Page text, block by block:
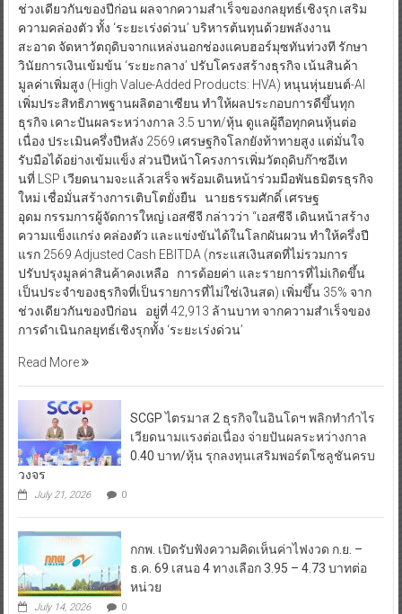
ช่วงเดียวกันของปีก่อน ผลจากความสำเร็จของกลยุทธ์เชิงรุก เสริม
ความคล่องตัว ทั้ง ‘ระยะเร่งด่วน’ บริหารต้นทุนด้วยพลังงาน
สะอาด จัดหาวัตถุดิบจากแหล่งนอกช่องแคบฮอร์มุซทันท่วงที รักษา
วินัยการเงินเข้มข้น ‘ระยะกลาง’ ปรับโครงสร้างธุรกิจ เน้นสินค้า
มูลค่าเพิ่มสูง (High Value-Added Products: HVA) หนุนหุ่นยนต์-AI
เพิ่มประสิทธิภาพฐานผลิตอาเซียน ทำให้ผลประกอบการดีขึ้นทุก
ธุรกิจ เคาะปันผลระหว่างกาล 3.5 บาท/หุ้น ดูแลผู้ถือทุกคนหุ้นต่อ
เนื่อง ประเมินครึ่งปีหลัง 2569 เศรษฐกิจโลกยังท้าทายสูง แต่มั่นใจ
รับมือได้อย่างเข้มแข็ง ส่วนปีหน้าโครงการเพิ่มวัตถุดิบก๊าซอีเท
นที่ LSP เวียดนามจะแล้วเสร็จ พร้อมเดินหน้าร่วมมือพันธมิตรธุรกิจ
ใหม่ เชื่อมั่นสร้างการเติบโตยั่งยืน นายธรรมศักดิ์ เศรษฐ
อุดม กรรมการผู้จัดการใหญ่ เอสซีจี กล่าวว่า “เอสซีจี เดินหน้าสร้าง
ความแข็งแกร่ง คล่องตัว และแข่งขันได้ในโลกผันผวน ทำให้ครึ่งปี
แรก 2569 Adjusted Cash EBITDA (กระแสเงินสดที่ไม่รวมการ
ปรับปรุงมูลค่าสินค้าคงเหลือ การด้อยค่า และรายการที่ไม่เกิดขึ้น
เป็นประจำของธุรกิจที่เป็นรายการที่ไม่ใช่เงินสด) เพิ่มขึ้น 35% จาก
ช่วงเดียวกันของปีก่อน อยู่ที่ 42,913 ล้านบาท จากความสำเร็จของ
การดำเนินกลยุทธ์เชิงรุกทั้ง ‘ระยะเร่งด่วน’
Read More
SCGP ไตรมาส 2 ธุรกิจในอินโดฯ พลิกทำกำไร
เวียดนามแรงต่อเนื่อง จ่ายปันผลระหว่างกาล
0.40 บาท/หุ้น รุกลงทุนเสริมพอร์ตโซลูชันครบ
วงจร
July 21, 2026 0
กกพ. เปิดรับฟังความคิดเห็นค่าไฟงวด ก.ย. –
ธ.ค. 69 เสนอ 4 ทางเลือก 3.95 – 4.73 บาทต่อ
หน่วย
July 14, 2026 0